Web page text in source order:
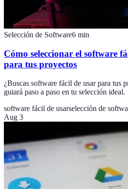
Selección de Software6 min
Cómo seleccionar el software
para tus proyectos
¿Buscas software fácil de usar para tus
guiará paso a paso en tu selección ideal.
software fácil de usarselección de
Aug 3